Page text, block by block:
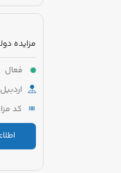
فعال
کد مزایده :